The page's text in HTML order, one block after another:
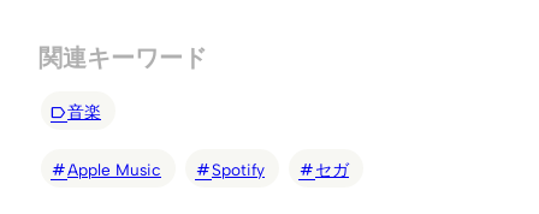
関連キーワード
音楽
Apple Music Spotify セガ